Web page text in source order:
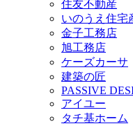
住友不動産
いのうえ住宅
金子工務店
旭工務店
ケーズカーサ
建築の匠
PASSIVE
アイユー
タチ基ホーム